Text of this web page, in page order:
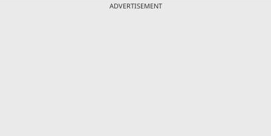
ADVERTISEMENT